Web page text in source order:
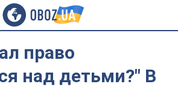
право
над детьми?" В